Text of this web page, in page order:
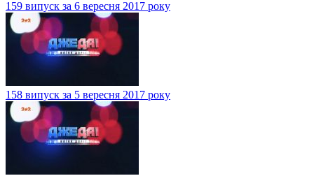
159 випуск за 6 вересня 2017 року
158 випуск за 5 вересня 2017 року